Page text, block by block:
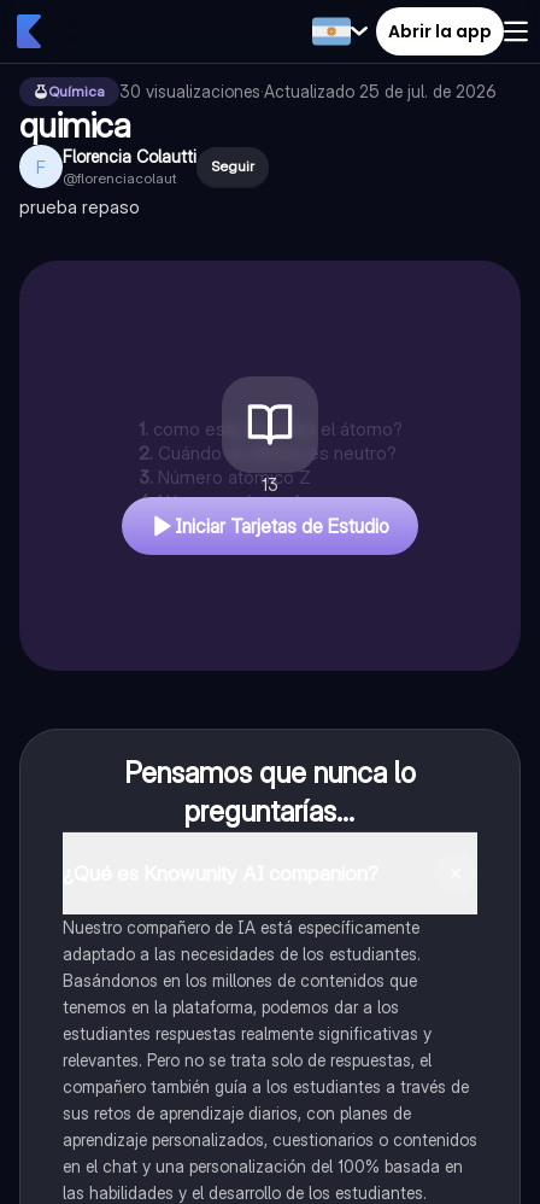
Abrir la app
Química 30 visualizaciones·Actualizado 25 de jul. de 2026
quimica
F Florencia Colautti
@florenciacolaut
Seguir
prueba repaso
1. como esta formado el átomo?
2. Cuándo un átomo es neutro?
3. Número atómico Z
4. Número másico A
13
Iniciar Tarjetas de Estudio
Pensamos que nunca lo
preguntarías...
Nuestro compañero de IA está específicamente
adaptado a las necesidades de los estudiantes.
Basándonos en los millones de contenidos que
tenemos en la plataforma, podemos dar a los
estudiantes respuestas realmente significativas y
relevantes. Pero no se trata solo de respuestas, el
compañero también guía a los estudiantes a través de
sus retos de aprendizaje diarios, con planes de
aprendizaje personalizados, cuestionarios o contenidos
en el chat y una personalización del 100% basada en
las habilidades y el desarrollo de los estudiantes.